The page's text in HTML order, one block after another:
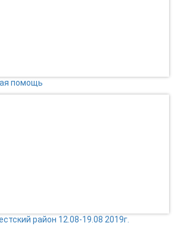
помощь
район 12.08-19.08 2019г.